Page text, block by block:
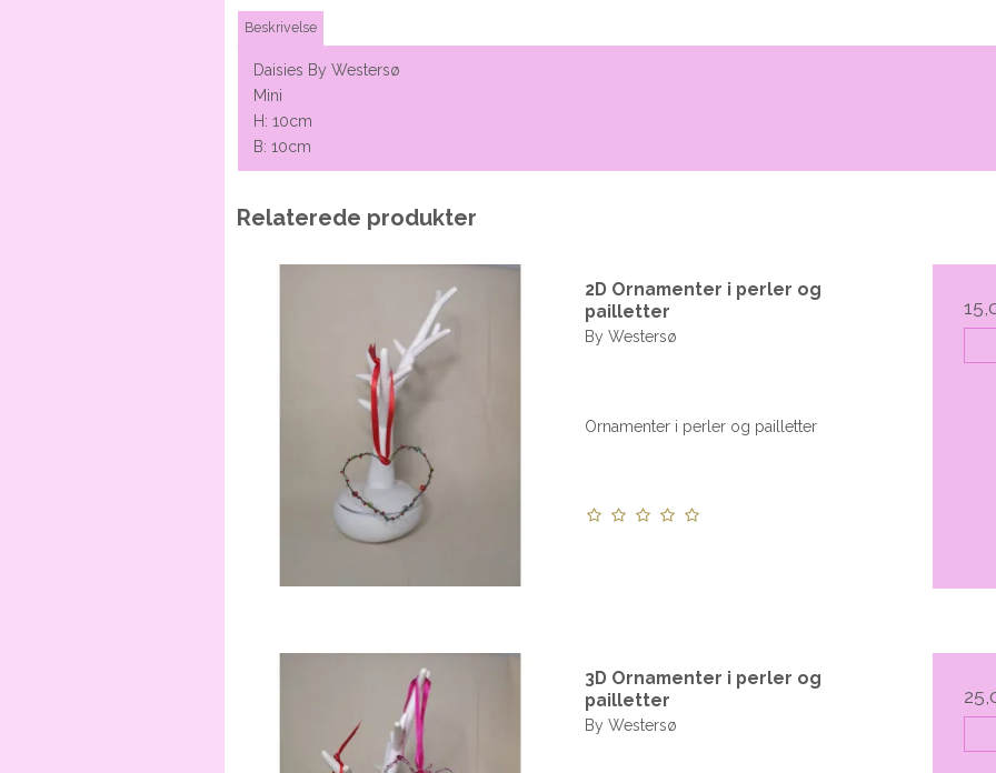
Beskrivelse
Daisies By Westersø
Mini
H: 10cm
B: 10cm
Relaterede produkter
2D Ornamenter i perler og
pailletter
By Westersø
Ornamenter i perler og pailletter
3D Ornamenter i perler og
pailletter
By Westersø